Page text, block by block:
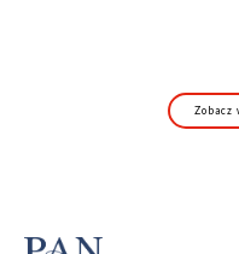
Zobacz